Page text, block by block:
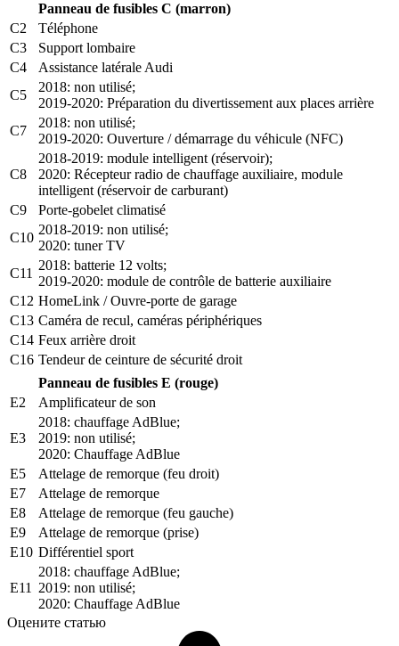
Panneau de fusibles C (marron)
C2
Téléphone
C3
Support lombaire
C4
Assistance latérale Audi
C5
2018: non utilisé;
2019-2020: Préparation du divertissement aux places arrière
C7
2018: non utilisé;
2019-2020: Ouverture / démarrage du véhicule (NFC)
C8
2018-2019: module intelligent (réservoir);
2020: Récepteur radio de chauffage auxiliaire, module
intelligent (réservoir de carburant)
C9
Porte-gobelet climatisé
C10
2018-2019: non utilisé;
2020: tuner TV
C11
2018: batterie 12 volts;
2019-2020: module de contrôle de batterie auxiliaire
C12 HomeLink / Ouvre-porte de garage
C13 Caméra de recul, caméras périphériques
C14 Feux arrière droit
C16 Tendeur de ceinture de sécurité droit
Panneau de fusibles E (rouge)
E2
Amplificateur de son
E3
2018: chauffage AdBlue;
2019: non utilisé;
2020: Chauffage AdBlue
E5
Attelage de remorque (feu droit)
E7
Attelage de remorque
E8
Attelage de remorque (feu gauche)
E9
Attelage de remorque (prise)
E10 Différentiel sport
E11
2018: chauffage AdBlue;
2019: non utilisé;
2020: Chauffage AdBlue
Оцените статью